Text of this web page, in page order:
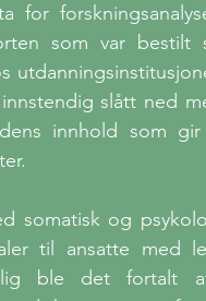
for
som var bestilt
slått ned
innhold som gir
somatisk og
til ansatte med
ble det fortalt